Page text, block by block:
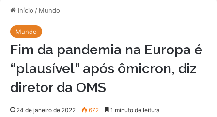
Início / Mundo
Mundo
Fim da pandemia na Europa é
“plausível” após ômicron, diz
diretor da OMS
24 de janeiro de 2022 672 1 minuto de leitura